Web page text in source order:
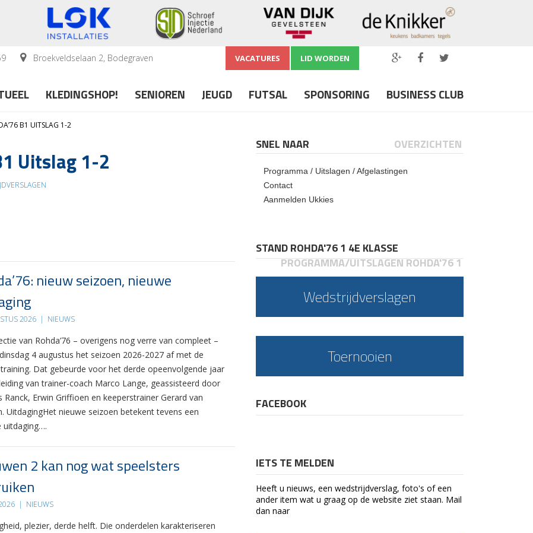
Broekveldselaan 2, Bodegraven VACATURES LID WORDEN
KLEDINGSHOP! SENIOREN JEUGD FUTSAL SPONSORING BUSINESS CLUB
B1 UITSLAG 1-2
Uitslag 1-2
nieuw seizoen, nieuwe
2026 | NIEUWS
van Rohda’76 – overigens nog verre van compleet –
4 augustus het seizoen 2026-2027 af met de
Dat gebeurde voor het derde opeenvolgende jaar
van trainer-coach Marco Lange, geassisteerd door
Ranck, Erwin Griffioen en keeperstrainer Gerard van
UitdagingHet nieuwe seizoen betekent tevens een
uitdaging….
2 kan nog wat speelsters
| NIEUWS
plezier, derde helft. Die onderdelen karakteriseren
SNEL NAAR OVERZICHTEN
Programma / Uitslagen / Afgelastingen
Contact
Aanmelden Ukkies
STAND ROHDA'76 1 4E KLASSE
PROGRAMMA/UITSLAGEN ROHDA'76 1
Wedstrijdverslagen
Toernooien
FACEBOOK
IETS TE MELDEN
Heeft u nieuws, een wedstrijdverslag, foto's of een
ander item wat u graag op de website ziet staan. Mail
dan naar